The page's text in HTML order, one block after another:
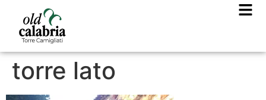
torre lato